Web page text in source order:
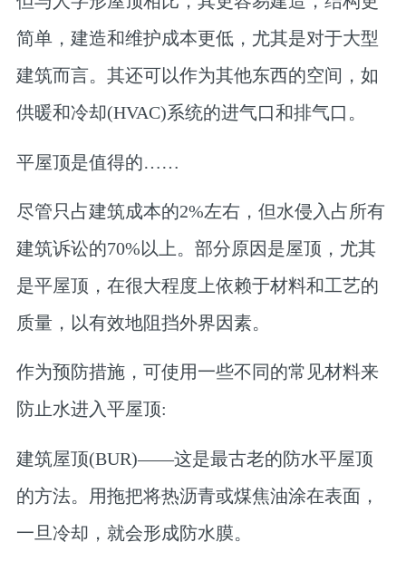
简单，建造和维护成本更低，尤其是对于大型
建筑而言。其还可以作为其他东西的空间，如
供暖和冷却(HVAC)系统的进气口和排气口。
平屋顶是值得的……
尽管只占建筑成本的2%左右，但水侵入占所有
建筑诉讼的70%以上。部分原因是屋顶，尤其
是平屋顶，在很大程度上依赖于材料和工艺的
质量，以有效地阻挡外界因素。
作为预防措施，可使用一些不同的常见材料来
防止水进入平屋顶:
建筑屋顶(BUR)——这是最古老的防水平屋顶
的方法。用拖把将热沥青或煤焦油涂在表面，
一旦冷却，就会形成防水膜。